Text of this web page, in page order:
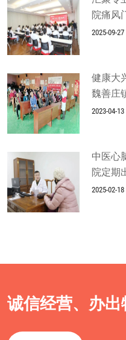
院痛风
2025-09-27
健康大
魏善庄
2023-04-13
中医心
院定期
2025-02-18
诚信经营、办